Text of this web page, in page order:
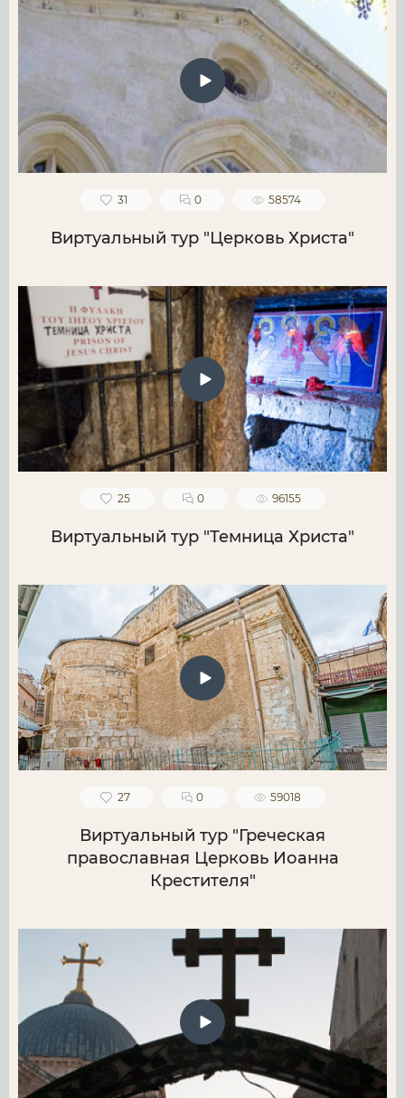
31 0 58574
Виртуальный тур "Церковь Христа"
25 0 96155
Виртуальный тур "Темница Христа"
27 0 59018
Виртуальный тур "Греческая
православная Церковь Иоанна
Крестителя"